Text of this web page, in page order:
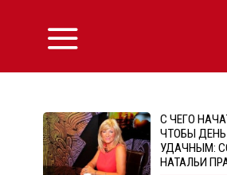
С ЧЕГО
ЧТОБЫ
УДАЧНЫМ:
НАТАЛЬИ